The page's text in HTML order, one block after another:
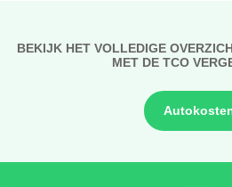
BEKIJK HET VOLLEDIGE
MET DE TCO